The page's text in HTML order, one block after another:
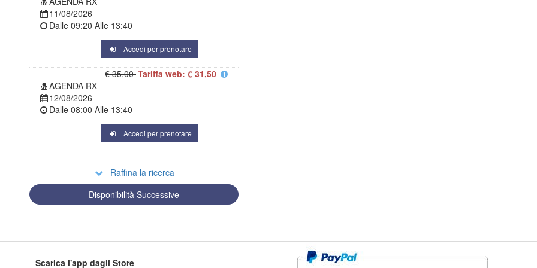
11/08/2026
Dalle 09:20 Alle 13:40
Accedi per prenotare
€ 35,00Tariffa web: € 31,50
AGENDA RX
12/08/2026
Dalle 08:00 Alle 13:40
Accedi per prenotare
Raffina la ricerca
Disponibilità Successive
Scarica l'app dagli Store